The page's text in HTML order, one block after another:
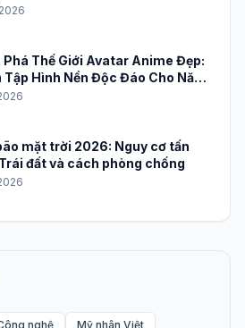
Phá Thế Giới Avatar Anime Đẹp:
Tập Hình Nền Độc Đáo Cho Năm
mặt trời 2026: Nguy cơ tấn
đất và cách phòng chống
nghệ Mỹ nhân Việt